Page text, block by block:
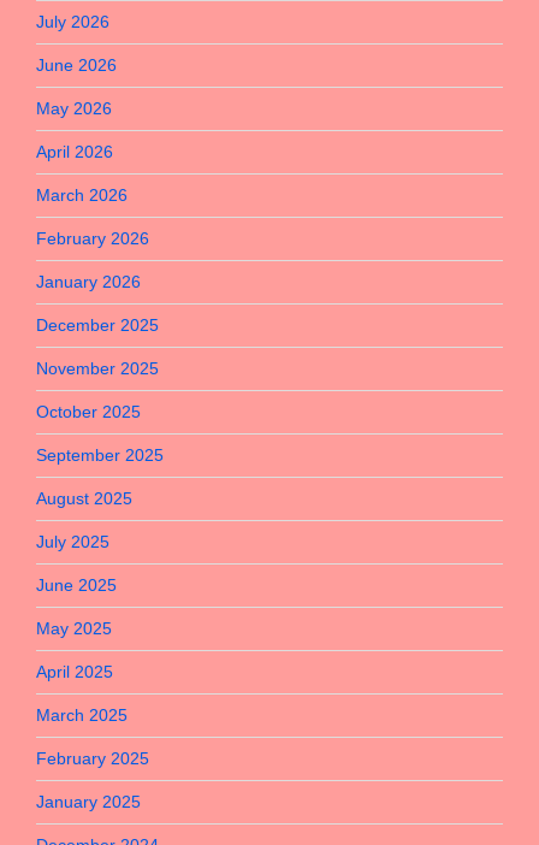
July 2026
June 2026
May 2026
April 2026
March 2026
February 2026
January 2026
December 2025
November 2025
October 2025
September 2025
August 2025
July 2025
June 2025
May 2025
April 2025
March 2025
February 2025
January 2025